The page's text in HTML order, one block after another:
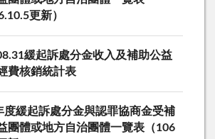
更新）
緩起訴處分金收入及補助公益
費核銷統計表
度緩起訴處分金與認罪協商金受補
團體或地方自治團體一覽表（106